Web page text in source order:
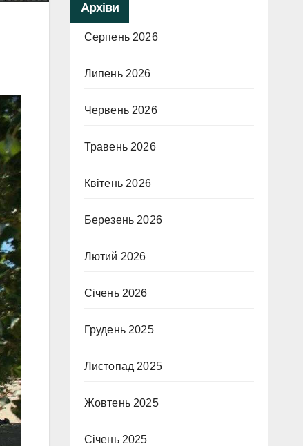
Архіви
Серпень 2026
Липень 2026
Червень 2026
Травень 2026
Квітень 2026
Березень 2026
Лютий 2026
Січень 2026
Грудень 2025
Листопад 2025
Жовтень 2025
Січень 2025